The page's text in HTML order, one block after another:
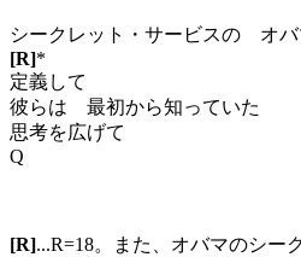
シークレット・サービスの オバ
[R]*
定義して
彼らは 最初から知っていた
思考を広げて
Q
[R]...R=18。また、オバマのシー